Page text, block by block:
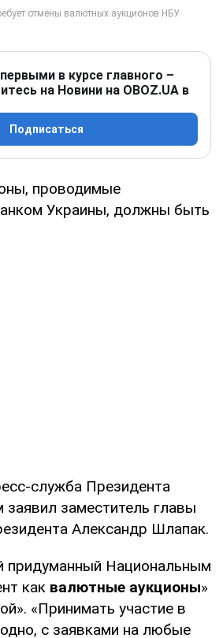
в курсе главного –
на Новини на OBOZ.UA в
Подписаться
проводимые
Украины, должны быть
служба Президента
заместитель главы
Александр Шлапак.
придуманный Национальным
как валютные аукционы»
«Принимать участие в
с заявками на любые